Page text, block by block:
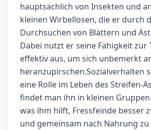
hauptsächlich von Insekten und
kleinen Wirbellosen, die er durch
Durchsuchen von Blättern und
Dabei nutzt er seine Fähigkeit zur
effektiv aus, um sich unbemerkt
heranzupirschen.Sozialverhalten
eine Rolle im Leben des Streifen-
findet man ihn in kleinen
was ihm hilft, Fressfeinde besser
und gemeinsam nach Nahrung zu